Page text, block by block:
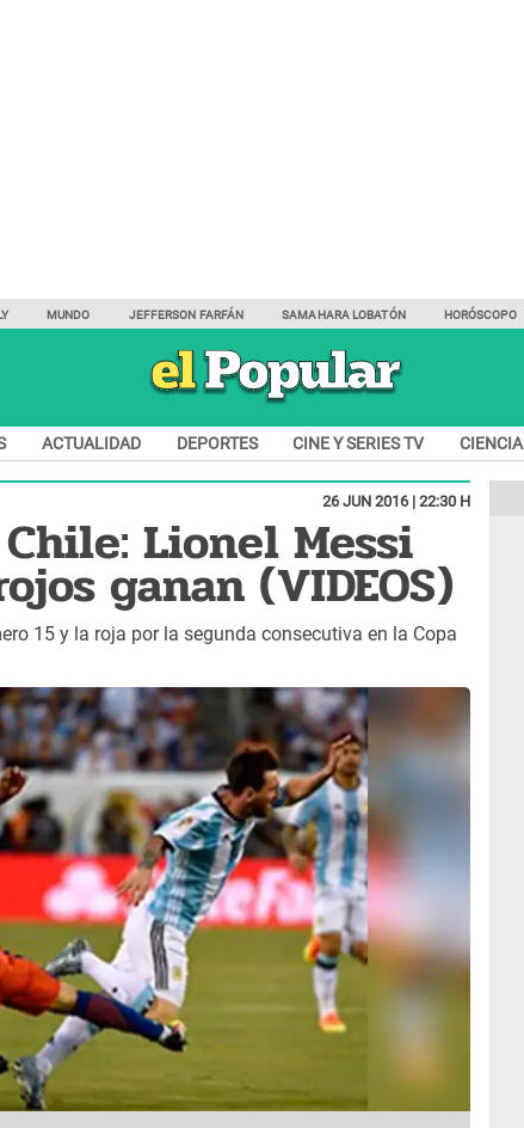
MUNDO JEFFERSON FARFÁN SAMAHARA LOBATÓN HORÓSCOPO
ACTUALIDAD DEPORTES CINE Y SERIES TV CIENCIA
26 JUN 2016 | 22:30 H
Lionel Messi
ganan (VIDEOS)
15 y la roja por la segunda consecutiva en la Copa